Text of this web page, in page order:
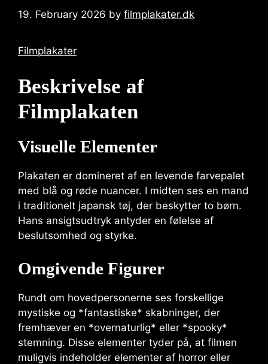
19. February 2026 by filmplakater.dk
Filmplakater
Beskrivelse af
Filmplakaten
Visuelle Elementer
Plakaten er domineret af en levende farvepalet
med blå og røde nuancer. I midten ses en mand
i traditionelt japansk tøj, der beskytter to børn.
Hans ansigtsudtryk antyder en følelse af
beslutsomhed og styrke.
Omgivende Figurer
Rundt om hovedpersonerne ses forskellige
mystiske og *fantastiske* skabninger, der
fremhæver en *overnaturlig* eller *spooky*
stemning. Disse elementer tyder på, at filmen
muligvis indeholder elementer af horror eller